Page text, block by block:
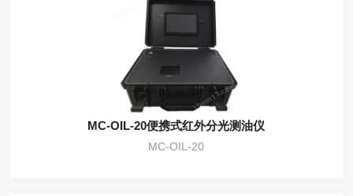
MC-OIL-20便携式红外分光测油仪
MC-OIL-20